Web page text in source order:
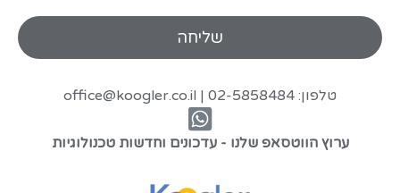
טלפון: 02-5858484 | office@koogler.co.il
ערוץ הווטסאפ שלנו - עדכונים וחדשות טכנולוגיות